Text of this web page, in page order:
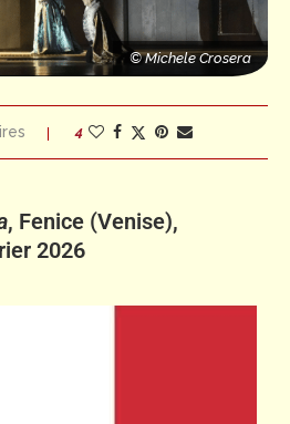
© Michele Crosera
4
, Fenice (Venise),
2026